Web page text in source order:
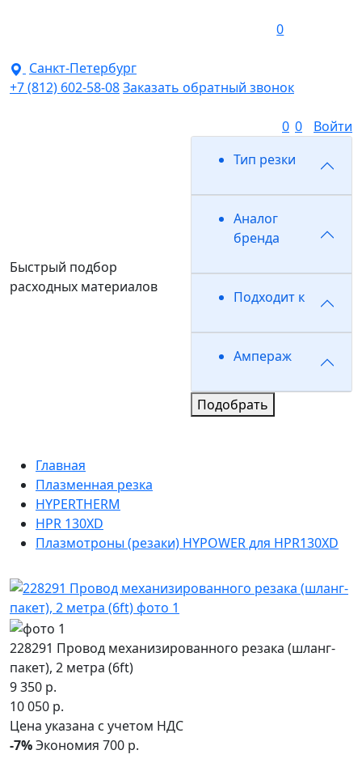
0
Санкт-Петербург
+7 (812) 602-58-08Заказать обратный звонок
0 0 Войти
Быстрый подбор
расходных материалов
Тип резки
Аналог
бренда
Подходит к
Ампераж
Подобрать
Главная
Плазменная резка
HYPERTHERM
HPR 130XD
Плазмотроны (резаки) HYPOWER для HPR130XD
228291 Провод механизированного резака (шланг-
пакет), 2 метра (6ft)
9 350 р.
10 050 р.
Цена указана с учетом НДС
-7%Экономия 700 р.